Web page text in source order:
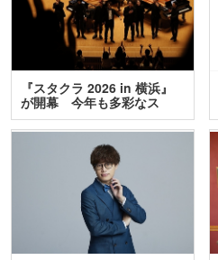
『スタクラ 2026 in 横浜』
が開幕 今年も多彩なス
テ…